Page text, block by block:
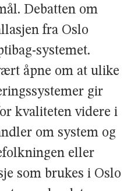
Debatten om
fra Oslo
systemet.
åpne om at ulike
gir
kvaliteten videre i
om system og
eller
som brukes i Oslo